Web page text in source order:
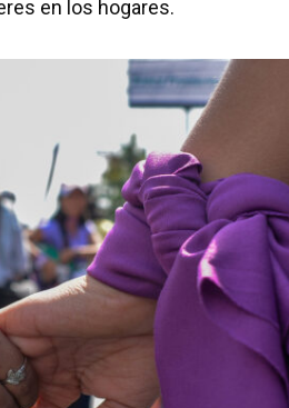
en los hogares.